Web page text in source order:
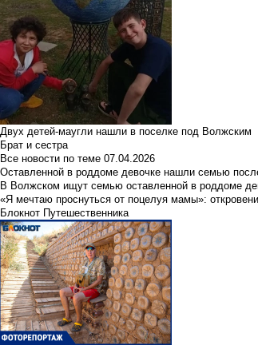
Двух детей-маугли нашли в поселке под Волжским
Брат и сестра
Все новости по теме 07.04.2026
Оставленной в роддоме девочке нашли семью
В Волжском ищут семью оставленной в роддоме
«Я мечтаю проснуться от поцелуя мамы»:
Блокнот Путешественника